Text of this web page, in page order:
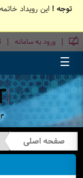
توجه ! این رویداد
| ورود به سامانه |
☰
صفحه اصلی